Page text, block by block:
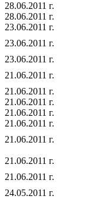
28.06.2011 г.
28.06.2011 г.
23.06.2011 г.
23.06.2011 г.
23.06.2011 г.
21.06.2011 г.
21.06.2011 г.
21.06.2011 г.
21.06.2011 г.
21.06.2011 г.
21.06.2011 г.
21.06.2011 г.
21.06.2011 г.
24.05.2011 г.